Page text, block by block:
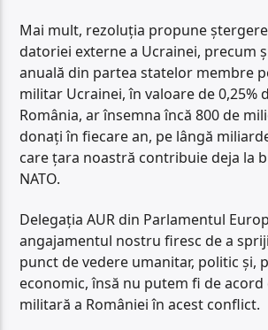
Mai mult, rezoluția propune
datoriei externe a Ucrainei, precum
anuală din partea statelor membre
militar Ucrainei, în valoare de 0,25%
România, ar însemna încă 800 de
donați în fiecare an, pe lângă
care țara noastră contribuie deja la
NATO.
Delegația AUR din Parlamentul
angajamentul nostru firesc de a
punct de vedere umanitar, politic și,
economic, însă nu putem fi de acord
militară a României în acest conflict.